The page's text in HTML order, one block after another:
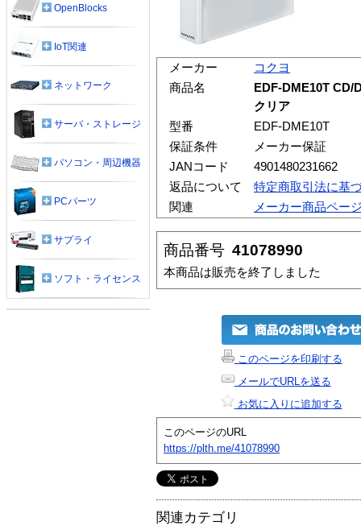
メーカー
コクヨ
商品名
EDF-DME10T CD/
クリア
型番
EDF-DME10T
保証条件
メーカー保証
JANコード
4901480231662
返品について
特定商取引法に基
関連
メーカー商品ペー
商品番号 41078990
本商品は販売を終了しました
このページを印刷する
メールでURLを送る
お気に入りに追加する
このページのURL
https://plth.me/41078990
関連カテゴリ
OpenBlocks
IoT関連
ネットワーク
サーバ・ストレージ
パソコン・周辺機器
PCパーツ
サプライ
ソフト・ライセンス